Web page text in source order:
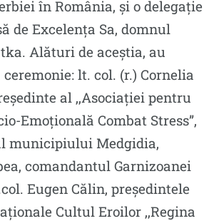
în România, și o delegație
de Excelența Sa, domnul
Alături de aceștia, au
lt. col. (r.) Cornelia
al ,,Asociației pentru
Emoțională Combat Stress”,
municipiului Medgidia,
comandantul Garnizoanei
Eugen Călin, președintele
Cultul Eroilor ,,Regina